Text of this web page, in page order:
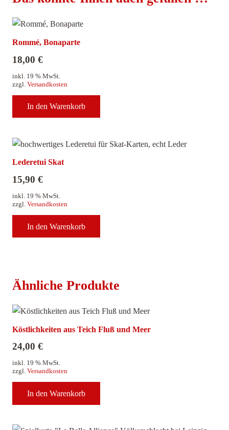
Rommé, Bonaparte
18,00 €
inkl. 19 % MwSt.
zzgl. Versandkosten
In den Warenkorb
Lederetui Skat
15,90 €
inkl. 19 % MwSt.
zzgl. Versandkosten
In den Warenkorb
Ähnliche Produkte
Köstlichkeiten aus Teich Fluß und Meer
24,00 €
inkl. 19 % MwSt.
zzgl. Versandkosten
In den Warenkorb